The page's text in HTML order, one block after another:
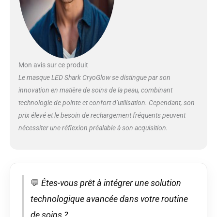
une lumière rouge,
bleue et infrarouge
profonde, développée
avec des
infrarouge (6 min.),
Photothérapie par
lumière bleue mixte (8
min.) et Skin Sustain (4
min.). TESTÉ ET
PERFECTIONNÉ :
ajustement confortable
avec des sangles
réglables, un
Mon avis sur ce produit
Le masque LED Shark CryoGlow se distingue par son
innovation en matière de soins de la peau, combinant
technologie de pointe et confort d’utilisation. Cependant, son
prix élevé et le besoin de rechargement fréquents peuvent
nécessiter une réflexion préalable à son acquisition.
💬 Êtes-vous prêt à intégrer une solution
technologique avancée dans votre routine
de soins ?